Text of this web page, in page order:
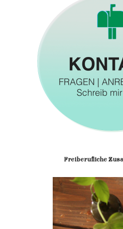
Freiberufliche